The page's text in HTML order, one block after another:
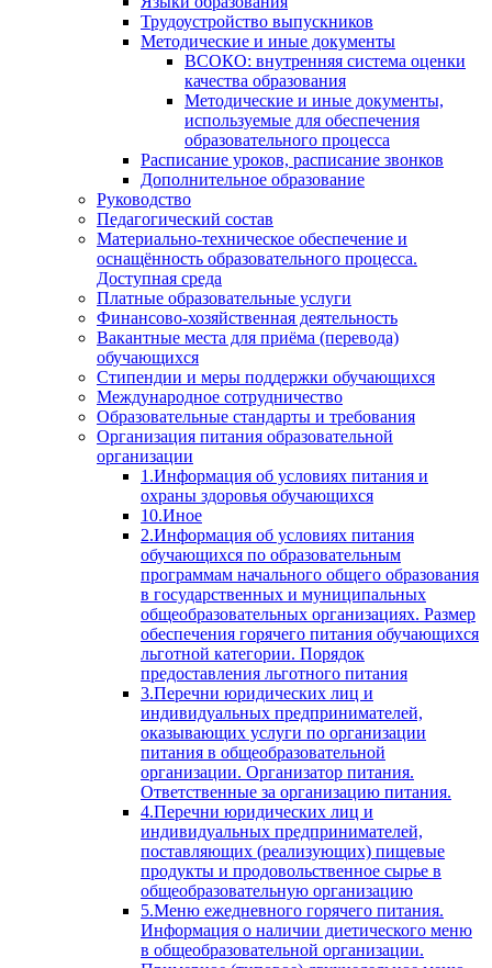
Трудоустройство выпускников
Методические и иные документы
ВСОКО: внутренняя система оценки
качества образования
Методические и иные документы,
используемые для обеспечения
образовательного процесса
Расписание уроков, расписание звонков
Дополнительное образование
Руководство
Педагогический состав
Материально-техническое обеспечение и
оснащённость образовательного процесса.
Доступная среда
Платные образовательные услуги
Финансово-хозяйственная деятельность
Вакантные места для приёма (перевода)
обучающихся
Стипендии и меры поддержки обучающихся
Международное сотрудничество
Образовательные стандарты и требования
Организация питания образовательной
организации
1.Информация об условиях питания и
охраны здоровья обучающихся
10.Иное
2.Информация об условиях питания
обучающихся по образовательным
программам начального общего образования
в государственных и муниципальных
общеобразовательных организациях. Размер
обеспечения горячего питания обучающихся
льготной категории. Порядок
предоставления льготного питания
3.Перечни юридических лиц и
индивидуальных предпринимателей,
оказывающих услуги по организации
питания в общеобразовательной
организации. Организатор питания.
Ответственные за организацию питания.
4.Перечни юридических лиц и
индивидуальных предпринимателей,
поставляющих (реализующих) пищевые
продукты и продовольственное сырье в
общеобразовательную организацию
5.Меню ежедневного горячего питания.
Информация о наличии диетического меню
в общеобразовательной организации.